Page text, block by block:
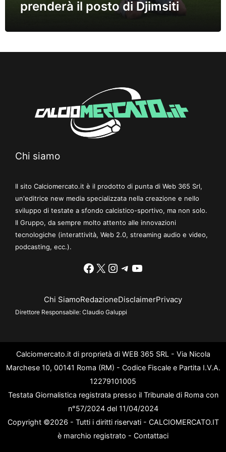
prenderà il posto di Djimsiti
Chi siamo
Il sito Calciomercato.it è il prodotto di punta di Web 365 Srl,
un'editrice new media specializzata nella creazione e nello
sviluppo di testate a sfondo calcistico-sportivo, ma non solo.
Il Gruppo, da sempre molto attento alle innovazioni
tecnologiche (interattività, Web 2.0, streaming audio e video,
podcasting, ecc.).
Facebook
X Instagram
Telegram
YouTube
Chi SiamoRedazioneDisclaimerPrivacy
Direttore Responsabile: Claudio Galuppi
Calciomercato.it di proprietà di WEB 365 SRL - Via Nicola
Marchese 10, 00141 Roma (RM) - Codice Fiscale e Partita I.V.A.
12279101005
Testata Giornalistica registrata presso il Tribunale di Roma con
n°57/2024 del 11/04/2024
Copyright ©2026 - Tutti i diritti riservati - CALCIOMERCATO.IT
è marchio registrato - Contattaci